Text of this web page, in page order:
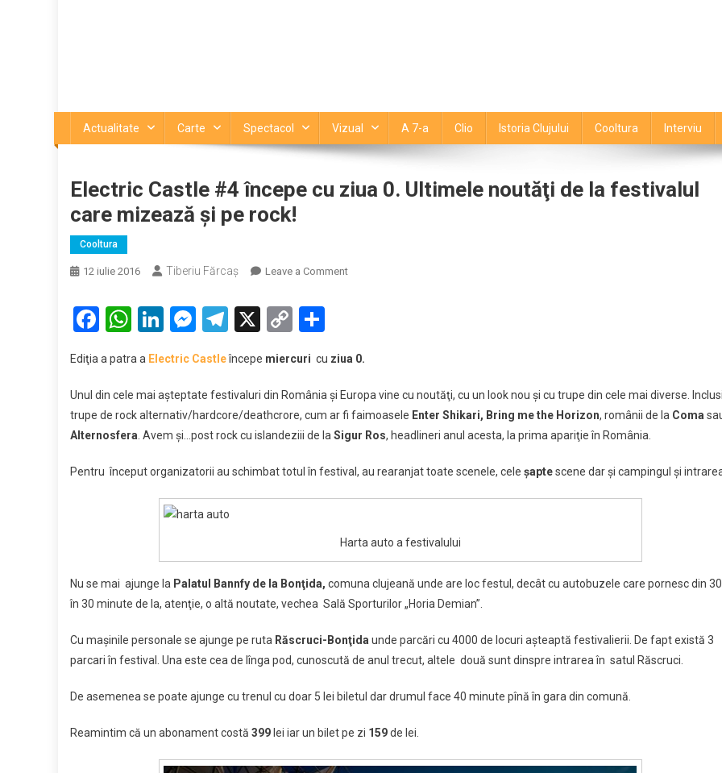
Actualitate Carte Spectacol Vizual A 7-a Clio Istoria Clujului Cooltura Interviu
Electric Castle #4 începe cu ziua 0. Ultimele noutăţi de la festivalul
care mizează şi pe rock!
Cooltura
12 iulie 2016 Tiberiu Fărcaş Leave a Commenton
cu
0.
Ultimele
noutăţi
la
şi
rock!
Facebook
WhatsApp
LinkedIn
Messenger
Telegram
X
Copy
Ediţia a patra a Electric Castleîncepe miercuri cu ziua 0.
Unul din cele mai aşteptate festivaluri din România şi Europa vine cu noutăţi, cu un look nou şi cu trupe din cele mai diverse.
trupe de rock alternativ/hardcore/deathcrore, cum ar fi faimoasele Enter Shikari, Bring me the Horizon, românii de la Coma
Alternosfera . Avem şi…post rock cu islandeziii de la Sigur Ros, headlineri anul acesta, la prima apariţie în România.
Pentru început organizatorii au schimbat totul în festival, au rearanjat toate scenele, cele şaptescene dar şi campingul şi
Harta auto a festivalului
Nu se mai ajunge la Palatul Bannfy de la Bonţida, comuna clujeană unde are loc festul, decât cu autobuzele care pornesc din 30
în 30 minute de la, atenţie, o altă noutate, vechea Sală Sporturilor „Horia Demian”.
Cu maşinile personale se ajunge pe ruta Răscruci-Bonţida unde parcări cu 4000 de locuri aşteaptă festivalierii. De fapt există 3
parcari în festival. Una este cea de lînga pod, cunoscută de anul trecut, altele două sunt dinspre intrarea în satul Răscruci.
De asemenea se poate ajunge cu trenul cu doar 5 lei biletul dar drumul face 40 minute pînă în gara din comună.
Reamintim că un abonament costă 399 lei iar un bilet pe zi 159de lei.